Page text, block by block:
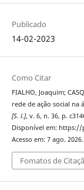
Publicado
14-02-2023
Como Citar
FIALHO, Joaquim;
rede de ação social na
[S. l.], v. 6, n. 36, p.
Disponível em:
Acesso em: 7 ago. 2026.
Fomatos de